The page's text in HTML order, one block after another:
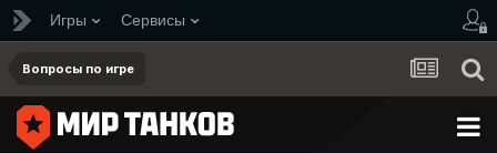
Игры Сервисы
Вопросы по игре